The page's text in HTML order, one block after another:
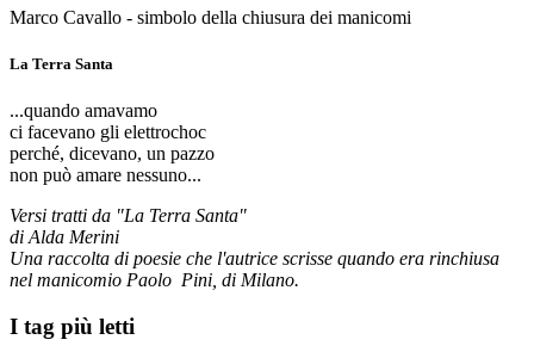
Marco Cavallo - simbolo della chiusura dei manicomi
La Terra Santa
...quando amavamo
ci facevano gli elettrochoc
perché, dicevano, un pazzo
non può amare nessuno...
Versi tratti da "La Terra Santa"
di Alda Merini
Una raccolta di poesie che l'autrice scrisse quando era rinchiusa
nel manicomio Paolo Pini, di Milano.
I tag più letti